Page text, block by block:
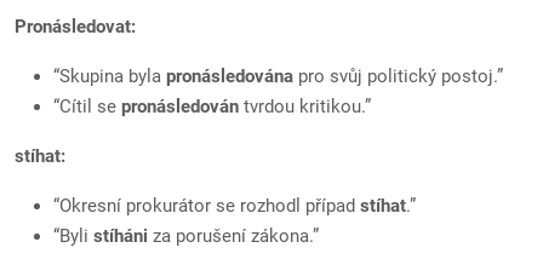
Pronásledovat:
“Skupina byla pronásledována pro svůj politický postoj.”
“Cítil se pronásledován tvrdou kritikou.”
stíhat:
“Okresní prokurátor se rozhodl případ stíhat.”
“Byli stíháni za porušení zákona.”